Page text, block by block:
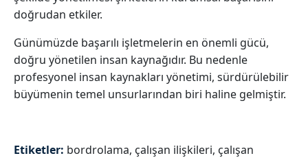
doğrudan etkiler.
Günümüzde başarılı işletmelerin en önemli gücü,
doğru yönetilen insan kaynağıdır. Bu nedenle
profesyonel insan kaynakları yönetimi, sürdürülebilir
büyümenin temel unsurlarından biri haline gelmiştir.
Etiketler: bordrolama, çalışan ilişkileri, çalışan